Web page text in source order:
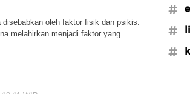
oleh faktor fisik dan psikis.
melahirkan menjadi faktor yang